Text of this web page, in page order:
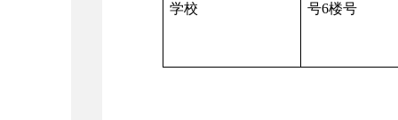
学校
号6楼号